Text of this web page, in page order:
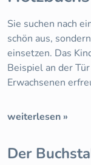
Sie suchen nach
schön aus,
einsetzen. Das
Beispiel an der
Erwachsenen
weiterlesen »
Der